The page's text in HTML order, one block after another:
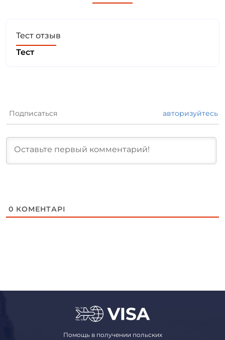
Тест отзыв
Тест
Подписаться авторизуйтесь
0 КОМЕНТАРІ
Помощь в получении польских